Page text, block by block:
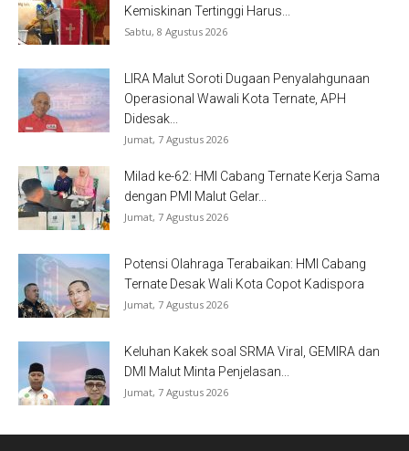
Kemiskinan Tertinggi Harus...
Sabtu, 8 Agustus 2026
LIRA Malut Soroti Dugaan Penyalahgunaan
Operasional Wawali Kota Ternate, APH
Didesak...
Jumat, 7 Agustus 2026
Milad ke-62: HMI Cabang Ternate Kerja Sama
dengan PMI Malut Gelar...
Jumat, 7 Agustus 2026
Potensi Olahraga Terabaikan: HMI Cabang
Ternate Desak Wali Kota Copot Kadispora
Jumat, 7 Agustus 2026
Keluhan Kakek soal SRMA Viral, GEMIRA dan
DMI Malut Minta Penjelasan...
Jumat, 7 Agustus 2026